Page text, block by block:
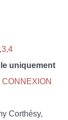
uniquement
CONNEXION
Corthésy,